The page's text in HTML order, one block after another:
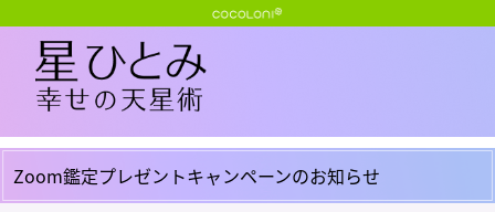
Zoom鑑定プレゼントキャンペーンのお知らせ